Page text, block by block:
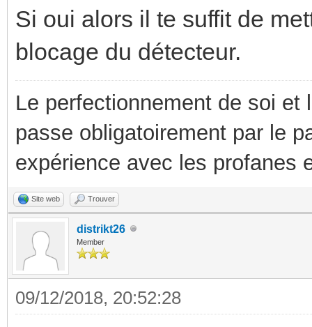
Si oui alors il te suffit de
blocage du détecteur.
Le perfectionnement de soi
passe obligatoirement par le
expérience avec les profanes
Site web Trouver
distrikt26
Member
09/12/2018, 20:52:28